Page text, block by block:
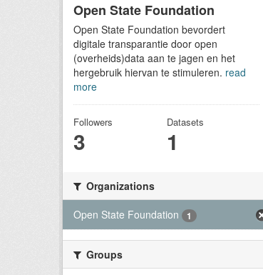
Open State Foundation
Open State Foundation bevordert
digitale transparantie door open
(overheids)data aan te jagen en het
hergebruik hiervan te stimuleren. read
more
Followers
3
Datasets
1
Organizations
Open State Foundation
1
Groups